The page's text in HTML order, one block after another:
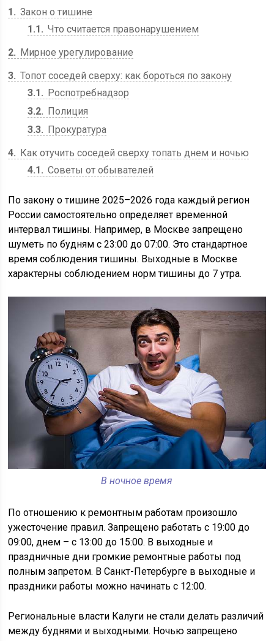
1
Закон о тишине
1.1
Что считается правонарушением
2
Мирное урегулирование
3 Топот соседей сверху: как бороться по закону
3.1
Роспотребнадзор
3.2
Полиция
3.3
Прокуратура
4
Как отучить соседей сверху топать днем и ночью
4.1
Советы от обывателей
По закону о тишине 2025–2026 года каждый регион
России самостоятельно определяет временной
интервал тишины. Например, в Москве запрещено
шуметь по будням с 23:00 до 07:00. Это стандартное
время соблюдения тишины. Выходные в Москве
характерны соблюдением норм тишины до 7 утра.
В ночное время
По отношению к ремонтным работам произошло
ужесточение правил. Запрещено работать с 19:00 до
09:00, днем – с 13:00 до 15:00. В выходные и
праздничные дни громкие ремонтные работы под
полным запретом. В Санкт-Петербурге в выходные и
праздники работы можно начинать с 12:00.
Региональные власти Калуги не стали делать различий
между буднями и выходными. Ночью запрещено